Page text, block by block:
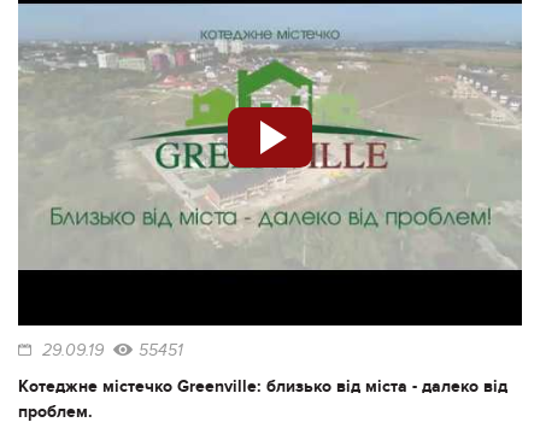
29.09.19 55451
Котеджне містечко Greenville: близько від міста - далеко від
проблем.